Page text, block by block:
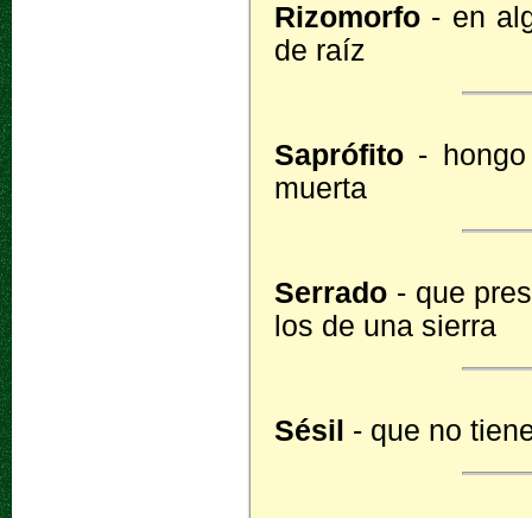
Rizomorfo - en
de raíz
Saprófito -
muerta
Serrado - que
los de una sierra
Sésil - que no